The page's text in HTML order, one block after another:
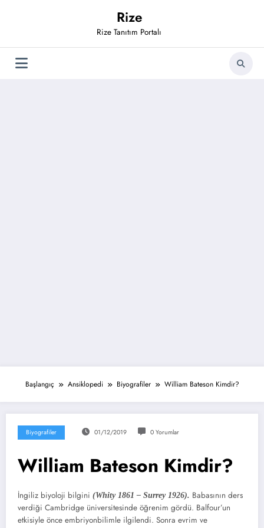
Rize
Rize Tanıtım Portalı
Başlangıç Ansiklopedi Biyografiler William Bateson Kimdir?
Biyografiler 01/12/2019 0 Yorumlar
William Bateson Kimdir?
İngiliz biyoloji bilgini (Whity 1861 – Surrey 1926). Babasının ders
verdiği Cambridge üniversitesinde öğrenim gördü. Balfour’un
etkisiyle önce embriyonbilimle ilgilendi. Sonra evrim ve